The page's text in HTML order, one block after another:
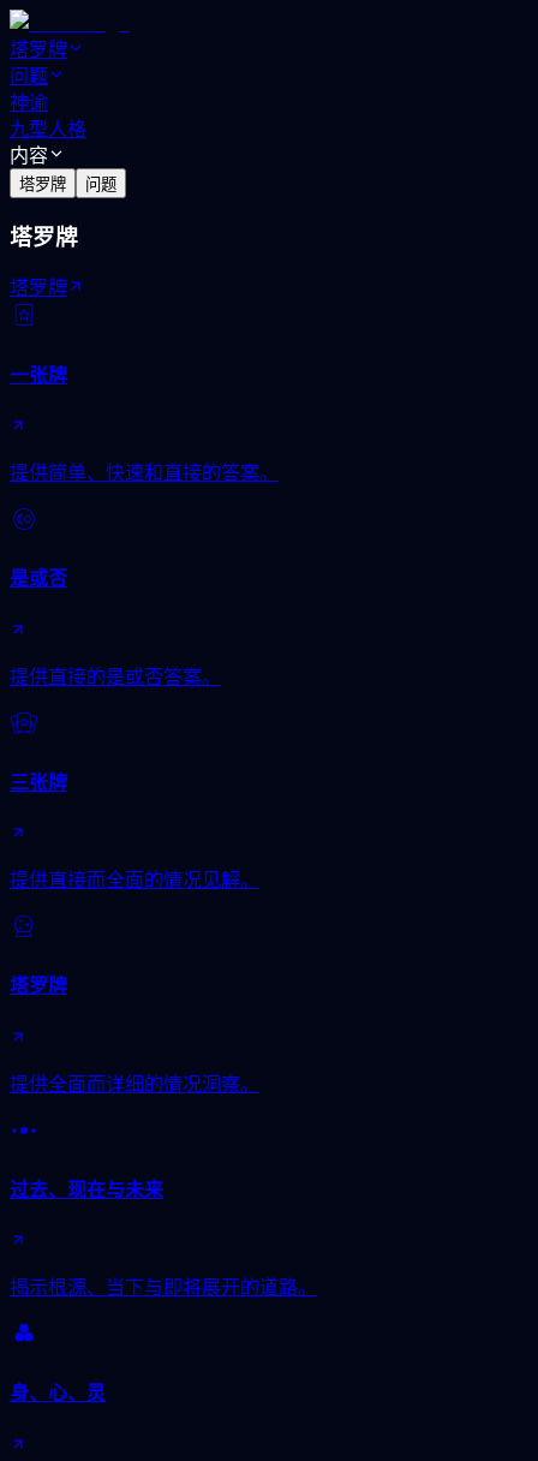
塔罗牌
问题
神谕
九型人格
内容
塔罗牌 问题
塔罗牌
塔罗牌
一张牌
提供简单、快速和直接的答案。
是或否
提供直接的是或否答案。
三张牌
提供直接而全面的情况见解。
塔罗牌
提供全面而详细的情况洞察。
过去、现在与未来
揭示根源、当下与即将展开的道路。
身、心、灵